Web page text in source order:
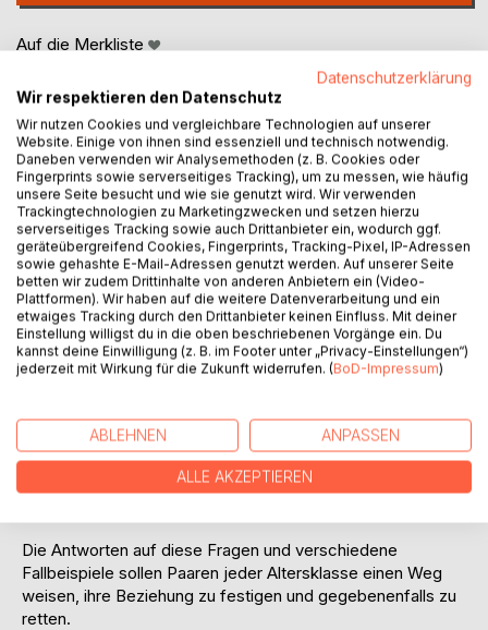
Auf die Merkliste
BESCHREIBUNG
Sind WIR noch zu retten?
Ein Wegweiser durch
Beziehungskrisen.
entwickelt sich eine Beziehung? Wie entstehen Krisen und
was kann man nachhaltig dagegen tun? Wann ist es besser,
eine Beziehung zu beenden? Und was muss dabei
Die Antworten auf diese Fragen und verschiedene
Fallbeispiele sollen Paaren jeder Altersklasse einen Weg
weisen, ihre Beziehung zu festigen und gegebenenfalls zu
retten.
Datenschutzerklärung
Wir respektieren den Datenschutz
Wir nutzen Cookies und vergleichbare Technologien auf unserer
Website. Einige von ihnen sind essenziell und technisch notwendig.
Daneben verwenden wir Analysemethoden (z. B. Cookies oder
Fingerprints sowie serverseitiges Tracking), um zu messen, wie häufig
unsere Seite besucht und wie sie genutzt wird. Wir verwenden
Trackingtechnologien zu Marketingzwecken und setzen hierzu
serverseitiges Tracking sowie auch Drittanbieter ein, wodurch ggf.
geräteübergreifend Cookies, Fingerprints, Tracking-Pixel, IP-Adressen
sowie gehashte E-Mail-Adressen genutzt werden. Auf unserer Seite
betten wir zudem Drittinhalte von anderen Anbietern ein (Video-
Plattformen). Wir haben auf die weitere Datenverarbeitung und ein
etwaiges Tracking durch den Drittanbieter keinen Einfluss. Mit deiner
Einstellung willigst du in die oben beschriebenen Vorgänge ein. Du
kannst deine Einwilligung (z. B. im Footer unter „Privacy-Einstellungen“)
jederzeit mit Wirkung für die Zukunft widerrufen. (BoD-Impressum)
ABLEHNEN ANPASSEN
ALLE AKZEPTIEREN